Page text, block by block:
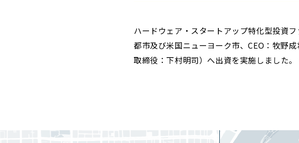
ハードウェア・スタートアップ特化型投資
都市及び米国ニューヨーク市、CEO：牧野
取締役：下村明司）へ出資を実施しました。